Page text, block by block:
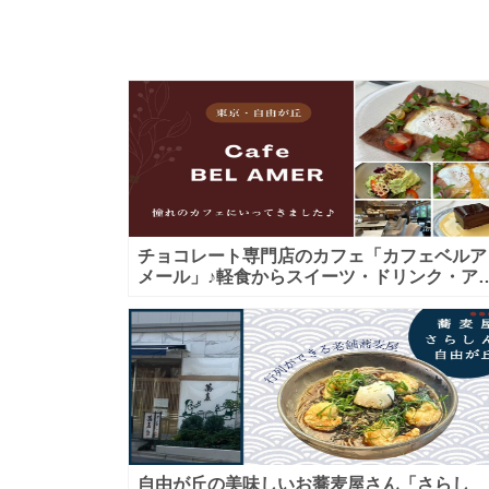
チョコレート専門店のカフェ「カフェベルア
メール」♪軽食からスイーツ・ドリンク・ア
も！
自由が丘の美味しいお蕎麦屋さん「さらし